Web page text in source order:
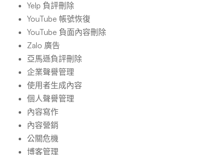
Yelp 負評刪除
YouTube 帳號恢復
YouTube 負面內容刪除
Zalo 廣告
亞馬遜負評刪除
企業聲譽管理
使用者生成內容
個人聲譽管理
內容寫作
內容營銷
公關危機
博客管理